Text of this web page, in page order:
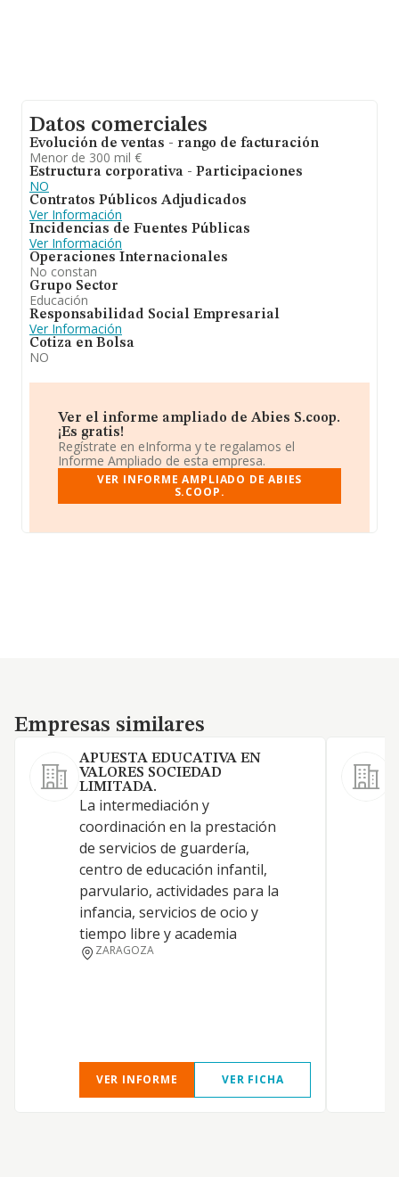
Datos comerciales
Evolución de ventas - rango de facturación
Menor de 300 mil €
Estructura corporativa - Participaciones
NO
Contratos Públicos Adjudicados
Ver Información
Incidencias de Fuentes Públicas
Ver Información
Operaciones Internacionales
No constan
Grupo Sector
Educación
Responsabilidad Social Empresarial
Ver Información
Cotiza en Bolsa
NO
Ver el informe ampliado de Abies S.coop.
¡Es gratis!
Regístrate en eInforma y te regalamos el
Informe Ampliado de esta empresa.
VER INFORME AMPLIADO DE ABIES
S.COOP.
Empresas similares
Empresas similares
APUESTA EDUCATIVA EN
VALORES SOCIEDAD
LIMITADA.
La intermediación y
coordinación en la prestación
de servicios de guardería,
centro de educación infantil,
parvulario, actividades para la
infancia, servicios de ocio y
tiempo libre y academia
ZARAGOZA
VER INFORME VER FICHA